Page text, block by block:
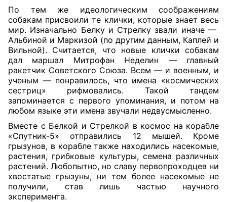
По тем же идеологическим соображениям
собакам присвоили те клички, которые знает весь
мир. Изначально Белку и Стрелку звали иначе —
Альбиной и Маркизой (по другим данным, Каплей и
Вильной). Считается, что новые клички собакам
дал маршал Митрофан Неделин — главный
ракетчик Советского Союза. Всем — и военным, и
ученым — понравилось, что имена «космических
сестриц» рифмовались. Такой тандем
запоминается с первого упоминания, и потом на
любом языке эти имена звучали недвусмысленно.
Вместе с Белкой и Стрелкой в космос на корабле
«Спутник-5» отправились 12 мышей. Кроме
грызунов, в корабле также находились насекомые,
растения, грибковые культуры, семена различных
растений. Любопытно, но славу первопроходцев ни
хвостатые грызуны, ни тем более насекомые не
получили, став лишь частью научного
эксперимента.